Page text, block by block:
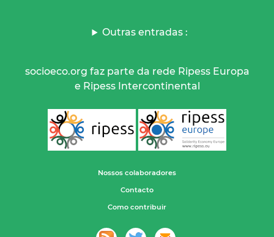
Outras entradas :
socioeco.org faz parte da rede Ripess Europa
e Ripess Intercontinental
Nossos colaboradores
Contacto
Como contribuir